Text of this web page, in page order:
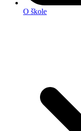
O škole